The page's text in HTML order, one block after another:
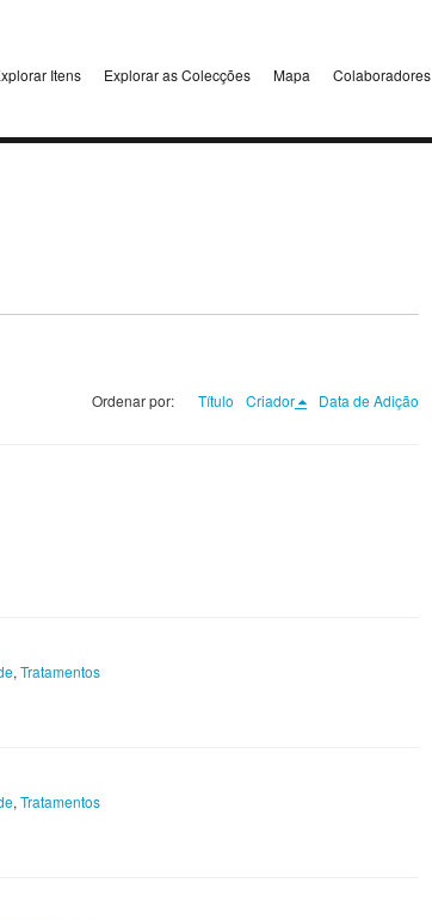
Itens Explorar as Colecções Mapa Colaboradores
Ordenar por: Título Criador Data de Adição
, Tratamentos
, Tratamentos